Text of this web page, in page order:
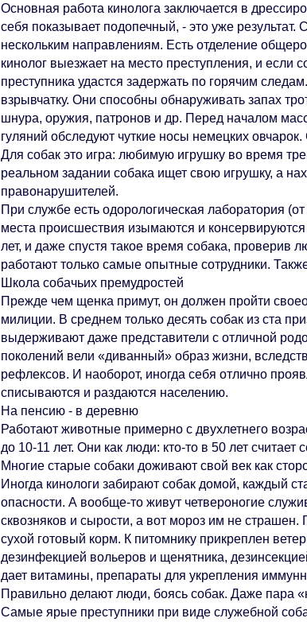
Основная работа кинолога заключается в
себя показывает подопечный, - это уже
нескольким направлениям. Есть отделение
кинолог выезжает на место преступления, и если
преступника удастся задержать по горячим
взрывчатку. Они способны обнаруживать запах
шнура, оружия, патронов и др. Перед началом
гуляний обследуют чуткие носы немецких
Для собак это игра: любимую игрушку во время
реальном задании собака ищет свою игрушку, а
правонарушителей.
При службе есть одорологическая лаборатория
места происшествия изымаются и
лет, и даже спустя такое время собака, проверив
работают только самые опытные сотрудники.
Школа собачьих премудростей
Прежде чем щенка примут, он должен пройти
милиции. В среднем только десять собак из ста
выдерживают даже представители с отличной
поколений вели «диванный» образ жизни,
рефлексов. И наоборот, иногда себя отлично
списываются и раздаются населению.
На пенсию - в деревню
Работают животные примерно с двухлетнего
до 10-11 лет. Они как люди: кто-то в 50 лет
Многие старые собаки доживают свой век как
Иногда кинологи забирают собак домой, каждый
опасности. А вообще-то живут четвероногие
сквозняков и сырости, а вот мороз им не
сухой готовый корм. К питомнику прикреплен
дезинфекцией вольеров и щенятника,
дает витамины, препараты для укрепления
Правильно делают люди, боясь собак. Даже пара
Самые ярые преступники при виде служебной